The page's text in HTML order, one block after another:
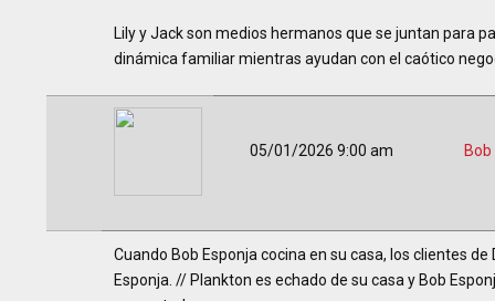
Lily y Jack son medios hermanos que se juntan para
dinámica familiar mientras ayudan con el caótico
05/01/2026 9:00 am
Cuando Bob Esponja cocina en su casa, los clientes
Esponja. // Plankton es echado de su casa y Bob